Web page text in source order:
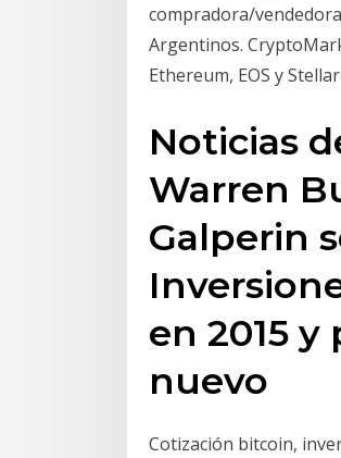
compradora/
Argentinos.
Ethereum, EOS y
Noticias
Warren
Galperin
en 2015
nuevo
Cotización bitcoin,